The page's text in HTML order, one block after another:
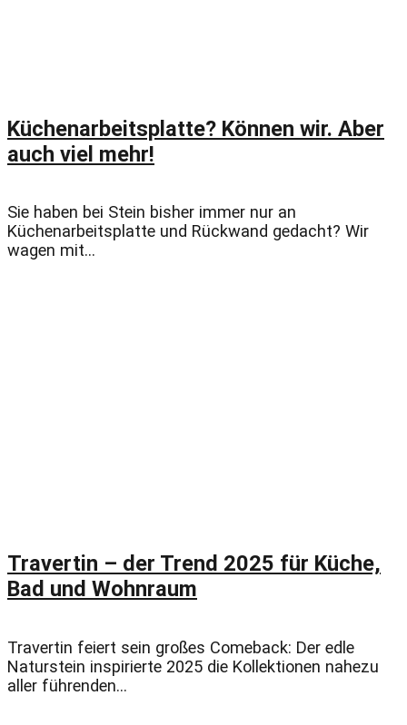
Küchenarbeitsplatte? Können wir. Aber
auch viel mehr!
Sie haben bei Stein bisher immer nur an
Küchenarbeitsplatte und Rückwand gedacht? Wir
wagen mit...
Travertin – der Trend 2025 für Küche,
Bad und Wohnraum
Travertin feiert sein großes Comeback: Der edle
Naturstein inspirierte 2025 die Kollektionen nahezu
aller führenden...